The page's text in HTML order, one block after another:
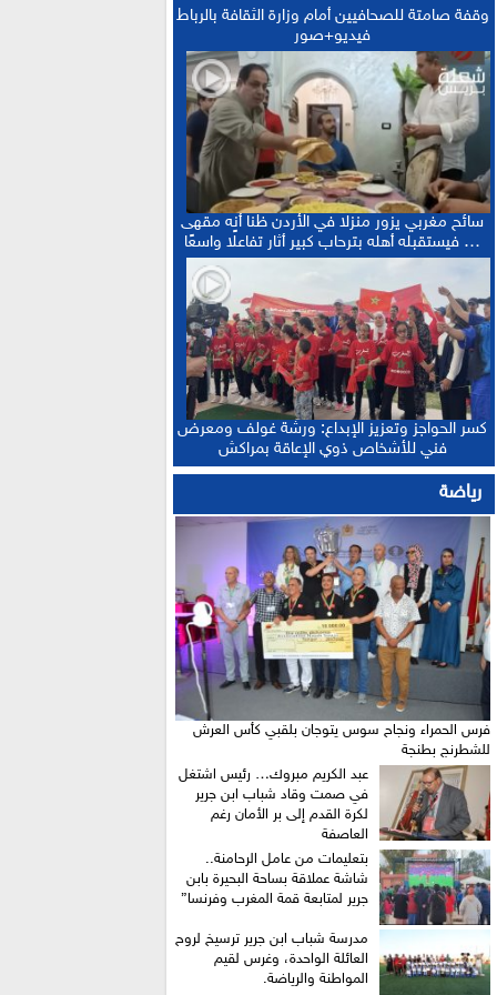
وقفة صامتة للصحافيين أمام وزارة الثقافة بالرباط
فيديو+صور
سائح مغربي يزور منزلا في الأردن ظنا أنه مقهى
… فيستقبله أهله بترحاب كبير أثار تفاعلًا واسعًا
كسر الحواجز وتعزيز الإبداع: ورشة غولف ومعرض
فني للأشخاص ذوي الإعاقة بمراكش
رياضة
فرس الحمراء ونجاح سوس يتوجان بلقبي كأس العرش
للشطرنج بطنجة
عبد الكريم مبروك… رئيس اشتغل
في صمت وقاد شباب ابن جرير
لكرة القدم إلى بر الأمان رغم
العاصفة
بتعليمات من عامل الرحامنة..
شاشة عملاقة بساحة البحيرة بابن
جرير لمتابعة قمة المغرب وفرنسا”
​مدرسة شباب ابن جرير ترسيخ لروح
العائلة الواحدة، وغرس لقيم
المواطنة والرياضة.